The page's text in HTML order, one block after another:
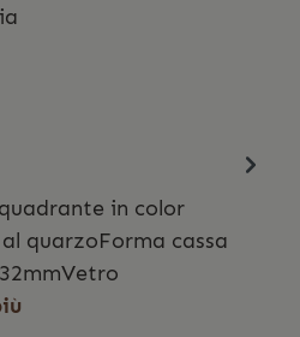
in color
quarzoForma cassa